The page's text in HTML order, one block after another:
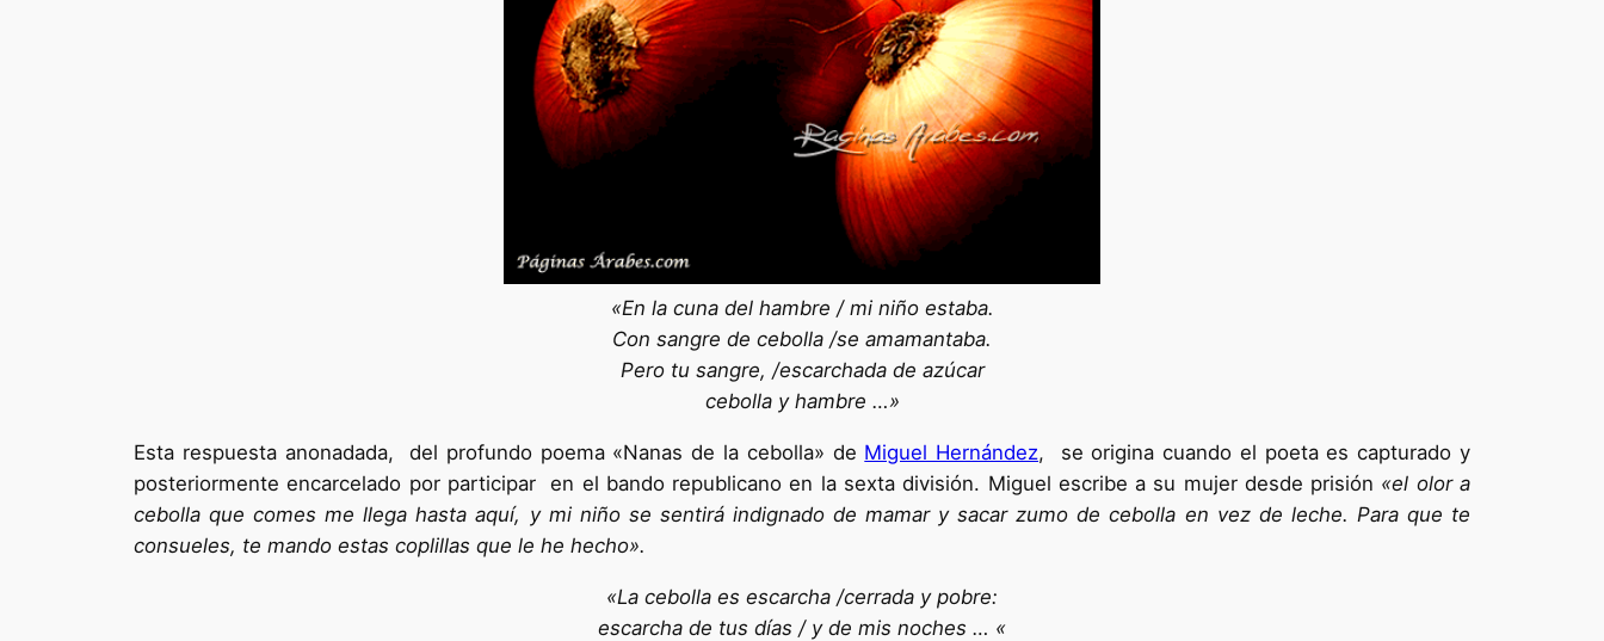
«En la cuna del hambre / mi niño estaba.
Con sangre de cebolla /se amamantaba.
Pero tu sangre, /escarchada de azúcar
cebolla y hambre …»
Esta respuesta anonadada, del profundo poema «Nanas de la cebolla» de Miguel Hernández, se origina cuando el poeta es capturado y
posteriormente encarcelado por participar en el bando republicano en la sexta división. Miguel escribe a su mujer desde prisión «el olor a
cebolla que comes me llega hasta aquí, y mi niño se sentirá indignado de mamar y sacar zumo de cebolla en vez de leche. Para que te
consueles, te mando estas coplillas que le he hecho».
«La cebolla es escarcha /cerrada y pobre:
escarcha de tus días / y de mis noches … «